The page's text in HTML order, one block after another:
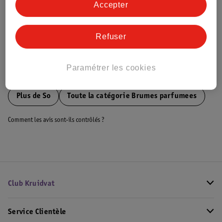
Informations sur la commande et la livraison
Plus de So Toute la catégorie Brumes parfumees
Comment les avis sont-ils contrôlés ?
Club Kruidvat
Service Clientèle
Paramétrer les cookies
Refuser
Accepter